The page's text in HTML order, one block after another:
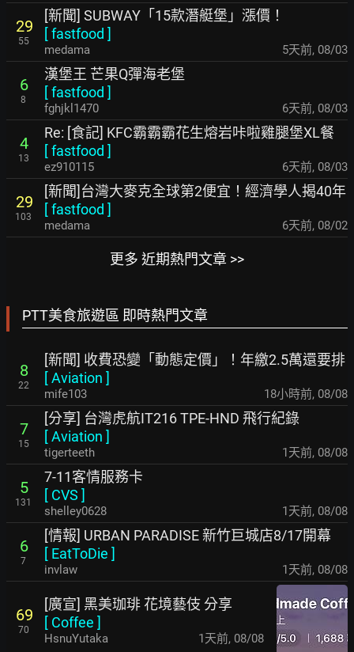
29
55
[新聞] SUBWAY「15款潛艇堡」漲價！
[fastfood ]
medama 5天前, 08/03
6
8
漢堡王 芒果Q彈海老堡
[fastfood ]
fghjkl1470 6天前, 08/03
4
13
Re: [食記] KFC霸霸霸花生熔岩咔啦雞腿堡XL餐
[fastfood ]
ez910115 6天前, 08/03
29
103
[新聞]台灣大麥克全球第2便宜！經濟學人揭40年
[fastfood ]
medama 6天前, 08/02
更多 近期熱門文章 >>
PTT美食旅遊區 即時熱門文章
8
22
[新聞] 收費恐變「動態定價」！年繳2.5萬還要排
[Aviation ]
mife103 18小時前, 08/08
7
15
[分享] 台灣虎航IT216 TPE-HND 飛行紀錄
[Aviation ]
tigerteeth 1天前, 08/08
5
131
7-11客情服務卡
[ CVS ]
shelley0628 1天前, 08/08
6
7
[情報] URBAN PARADISE 新竹巨城店8/17開幕
[ EatToDie ]
invlaw 1天前, 08/08
69
70
[廣宣] 黑美珈琲 花境藝伎 分享
[ Coffee ]
HsnuYutaka 1天前, 08/08